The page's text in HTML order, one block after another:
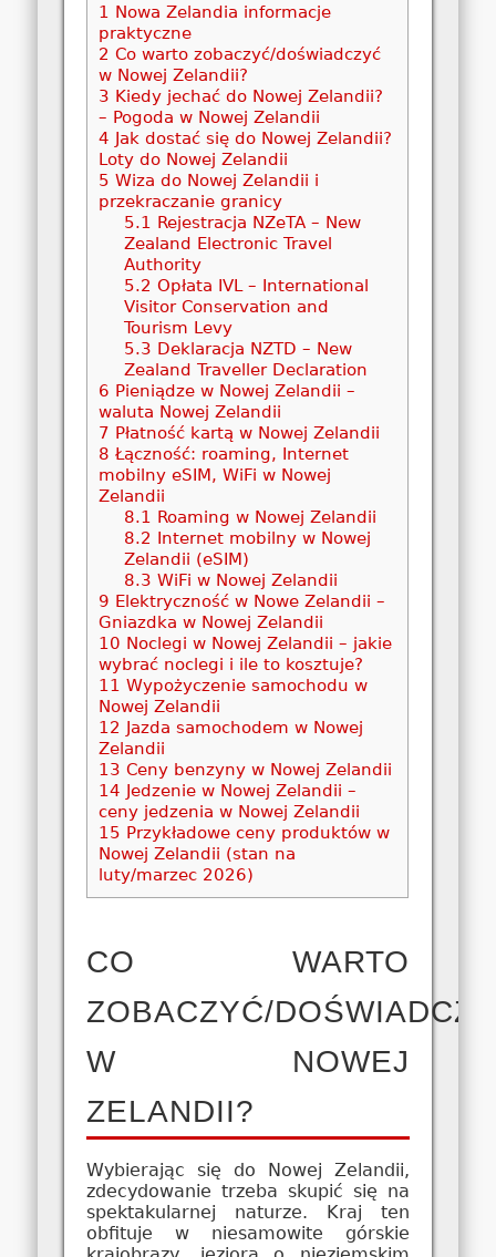
1 Nowa Zelandia informacje
praktyczne
2 Co warto zobaczyć/doświadczyć
w Nowej Zelandii?
3 Kiedy jechać do Nowej Zelandii?
– Pogoda w Nowej Zelandii
4 Jak dostać się do Nowej Zelandii?
Loty do Nowej Zelandii
5 Wiza do Nowej Zelandii i
przekraczanie granicy
5.1 Rejestracja NZeTA – New
Zealand Electronic Travel
Authority
5.2 Opłata IVL – International
Visitor Conservation and
Tourism Levy
5.3 Deklaracja NZTD – New
Zealand Traveller Declaration
6 Pieniądze w Nowej Zelandii –
waluta Nowej Zelandii
7 Płatność kartą w Nowej Zelandii
8 Łączność: roaming, Internet
mobilny eSIM, WiFi w Nowej
Zelandii
8.1 Roaming w Nowej Zelandii
8.2 Internet mobilny w Nowej
Zelandii (eSIM)
8.3 WiFi w Nowej Zelandii
9 Elektryczność w Nowe Zelandii –
Gniazdka w Nowej Zelandii
10 Noclegi w Nowej Zelandii – jakie
wybrać noclegi i ile to kosztuje?
11 Wypożyczenie samochodu w
Nowej Zelandii
12 Jazda samochodem w Nowej
Zelandii
13 Ceny benzyny w Nowej Zelandii
14 Jedzenie w Nowej Zelandii –
ceny jedzenia w Nowej Zelandii
15 Przykładowe ceny produktów w
Nowej Zelandii (stan na
luty/marzec 2026)
CO WARTO
ZOBACZYĆ/
W NOWEJ
ZELANDII?
Wybierając się do Nowej Zelandii,
zdecydowanie trzeba skupić się na
spektakularnej naturze. Kraj ten
obfituje w niesamowite górskie